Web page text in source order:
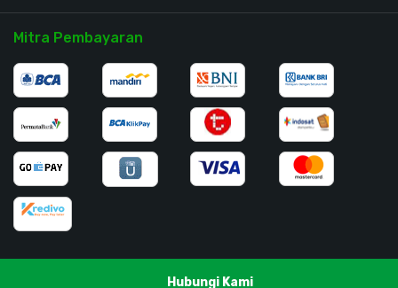
Mitra Pembayaran
Hubungi Kami